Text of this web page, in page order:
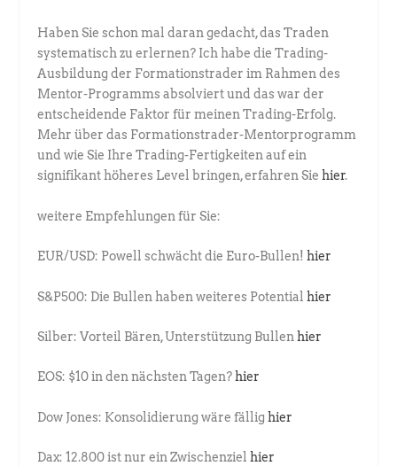
Haben Sie schon mal daran gedacht, das Traden
systematisch zu erlernen? Ich habe die Trading-
Ausbildung der Formationstrader im Rahmen des
Mentor-Programms absolviert und das war der
entscheidende Faktor für meinen Trading-Erfolg.
Mehr über das Formationstrader-Mentorprogramm
und wie Sie Ihre Trading-Fertigkeiten auf ein
signifikant höheres Level bringen, erfahren Siehier.
weitere Empfehlungen für Sie:
EUR/USD: Powell schwächt die Euro-Bullen! hier
S&P500: Die Bullen haben weiteres Potentialhier
Silber: Vorteil Bären, Unterstützung Bullen hier
EOS: $10 in den nächsten Tagen?hier
Dow Jones: Konsolidierung wäre fällig hier
Dax: 12.800 ist nur ein Zwischenziel hier